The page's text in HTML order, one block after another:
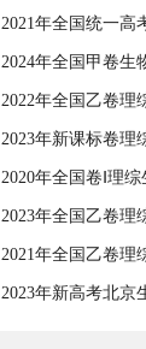
2021年全国统一高考生
2024年全国甲卷生
2022年全国乙卷理综生
2023年新课标卷理综
2020年全国卷Ⅰ理综
2023年全国乙卷理综
2021年全国乙卷理
2023年新高考北京生